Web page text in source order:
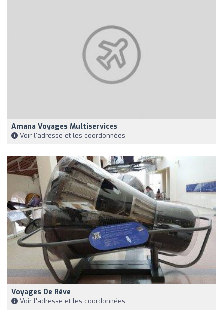
Amana Voyages Multiservices
Voir l'adresse et les coordonnées
Voyages De Rêve
Voir l'adresse et les coordonnées